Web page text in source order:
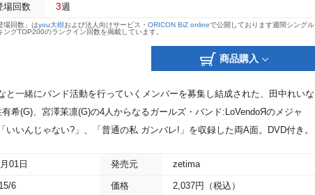
場回数 3週
場回数」はyou大樹および法人向けサービス・ ORICON BiZ onlineで公開しております週間シングル
ングTOP200のランクイン回数を掲載しています。
商品購入
と一緒にバンド活動を行っていくメンバーを募集し結成された、田中れいな
希(G)、宮澤茉凛(G)の4人からなるガールズ・バンド:LoVendoЯのメジャ
いいんじゃない?」、「普通の私 ガンバレ!」を収録した両A面。DVD付き。
01日 発売元 zetima
6 価格 2,037円（税込）